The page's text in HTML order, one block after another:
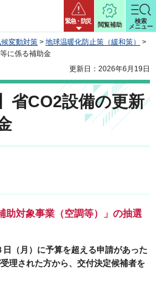
緊急・防災
閲覧補助
検索
メニュー
変動対策 > 地球温暖化防止策（緩和策）
>
に係る補助金
更新日：2026年6月19日
省CO2設備の更新
助対象事業（空調等）」の抽選
（月）に予算を超える申請があった
理された方から、交付決定候補者を